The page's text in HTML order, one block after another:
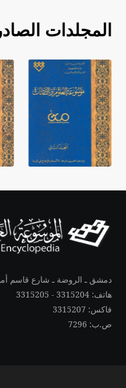
المجلدات
دمشق ـ الروضة ـ شارع قاسم
هاتف: 3315204 - 3315205
فاكس: 3315207
ص.ب: 7296